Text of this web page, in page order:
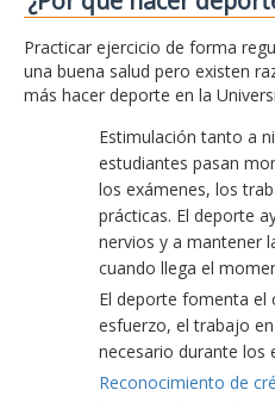
Practicar ejercicio de forma
una buena salud pero existen
más hacer deporte en la
Estimulación tanto a
estudiantes pasan
los exámenes, los
prácticas. El deporte
nervios y a mantener
cuando llega el
El deporte fomenta el
esfuerzo, el trabajo
necesario durante los
Reconocimiento de